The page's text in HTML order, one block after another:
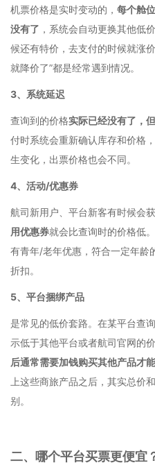
机票价格是实时变动的， 每个舱
没有了 ，系统会自动更换其他低
候还有特价，去支付的时候就涨
就降价了”都是经常遇到情况。
3、系统延迟
查询到的价格实际已经没有了，
付时系统会重新确认库存和价格
生变化，出票价格也会不同。
4、活动/优惠券
航司新用户、平台新客有时候会
用优惠券就会比查询时的价格低
有青年/老年优惠，符合一定年龄
折扣。
5、平台捆绑产品
是常见的低价套路。在某平台查
示低于其他平台或者航司官网的
后通常需要加钱购买其他产品才
上这些商旅产品之后，其实总价
别。
二、哪个平台买票更便宜